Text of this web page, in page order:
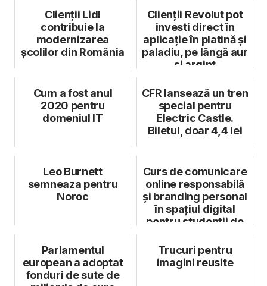
Clienții Lidl
contribuie la
modernizarea
școlilor din România
Clienții Revolut pot
investi direct în
aplicație în platină și
paladiu, pe lângă aur
și argint
Cum a fost anul
2020 pentru
domeniul IT
CFR lansează un tren
special pentru
Electric Castle.
Biletul, doar 4,4 lei
Leo Burnett
semneaza pentru
Noroc
Curs de comunicare
online responsabilă
și branding personal
în spațiul digital
pentru studenții de
Parlamentul
european a adoptat
fonduri de sute de
Trucuri pentru
imagini reusite